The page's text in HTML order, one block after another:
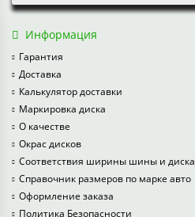
Информация
Гарантия
Доставка
Калькулятор доставки
Маркировка диска
О качестве
Окрас дисков
Соответствия ширины шины и диска
Справочник размеров по марке авто
Оформление заказа
Политика Безопасности